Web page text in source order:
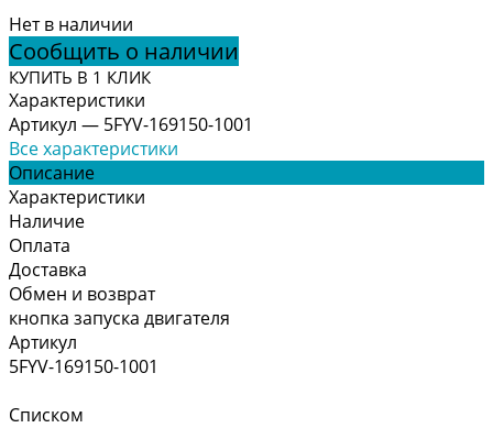
Нет в наличии
Сообщить о наличии
КУПИТЬ В 1 КЛИК
Характеристики
Артикул — 5FYV-169150-1001
Все характеристики
Описание
Характеристики
Наличие
Оплата
Доставка
Обмен и возврат
кнопка запуска двигателя
Артикул
5FYV-169150-1001
Списком